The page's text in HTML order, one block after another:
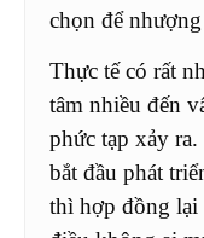
chọn để
Thực tế có rất
tâm nhiều đến
phức tạp xảy
bắt đầu phát
thì hợp đồng lại